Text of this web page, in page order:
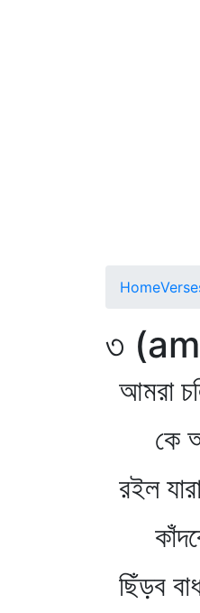
Home
৩
আমরা
কে
রইল
ছিঁড়ব